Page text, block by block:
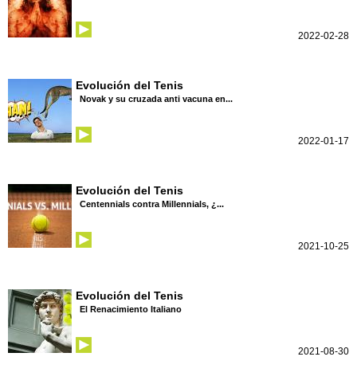
2022-02-28
Evolución del Tenis
Novak y su cruzada anti vacuna en...
2022-01-17
Evolución del Tenis
Centennials contra Millennials, ¿...
2021-10-25
Evolución del Tenis
El Renacimiento Italiano
2021-08-30